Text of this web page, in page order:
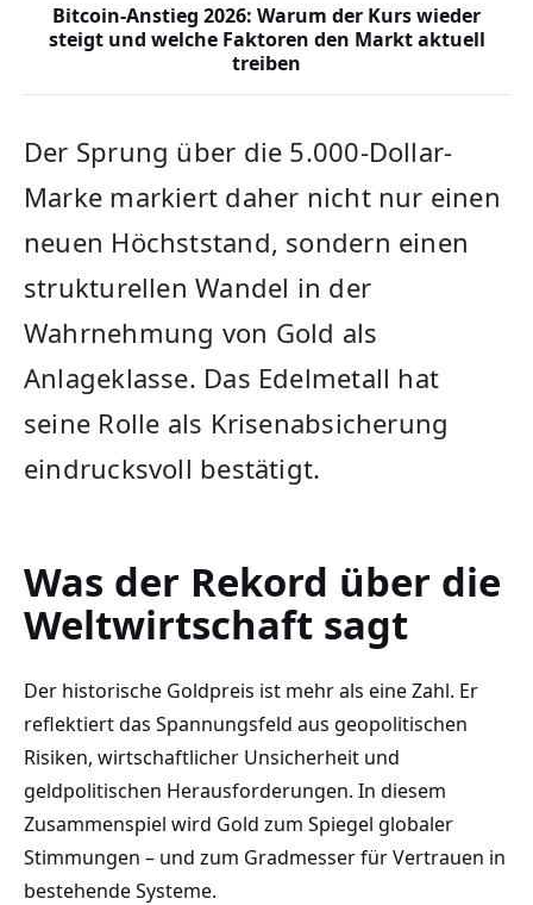
Bitcoin-Anstieg 2026: Warum der Kurs wieder
steigt und welche Faktoren den Markt aktuell
treiben
Der Sprung über die 5.000-Dollar-
Marke markiert daher nicht nur einen
neuen Höchststand, sondern einen
strukturellen Wandel in der
Wahrnehmung von Gold als
Anlageklasse. Das Edelmetall hat
seine Rolle als Krisenabsicherung
eindrucksvoll bestätigt.
Was der Rekord über die
Weltwirtschaft sagt
Der historische Goldpreis ist mehr als eine Zahl. Er
reflektiert das Spannungsfeld aus geopolitischen
Risiken, wirtschaftlicher Unsicherheit und
geldpolitischen Herausforderungen. In diesem
Zusammenspiel wird Gold zum Spiegel globaler
Stimmungen – und zum Gradmesser für Vertrauen in
bestehende Systeme.